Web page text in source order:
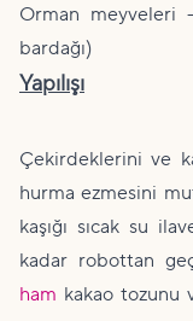
Orman meyveleri
bardağı)
Yapılışı
Çekirdeklerini ve
hurma ezmesini
kaşığı sıcak su
kadar robottan
ham kakao tozunu